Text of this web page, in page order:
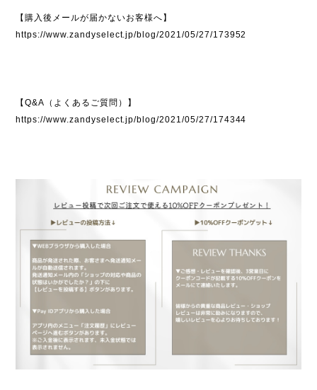
【購入後メールが届かないお客様へ】
https://www.zandyselect.jp/blog/2021/05/27/173952
【Q&A（よくあるご質問）】
https://www.zandyselect.jp/blog/2021/05/27/174344